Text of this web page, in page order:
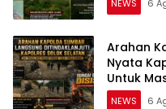
NEWS 6
Arahan
Nyata
Untuk
Slogan
NEWS 6